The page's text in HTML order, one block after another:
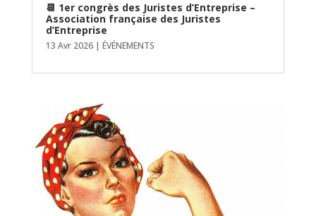
📆 1er congrès des Juristes d’Entreprise –
Association française des Juristes
d’Entreprise
13 Avr 2026| ÉVÉNEMENTS